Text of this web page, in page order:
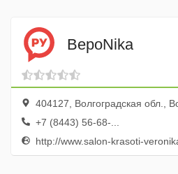
ВероNika
404127, Волгоградская обл.,
+7 (8443) 56-68-...
http://www.salon-krasoti-